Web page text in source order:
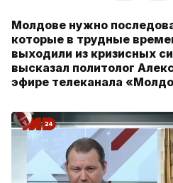
Молдове нужно
которые в трудные
выходили из кризисных
высказал политолог
эфире телеканала